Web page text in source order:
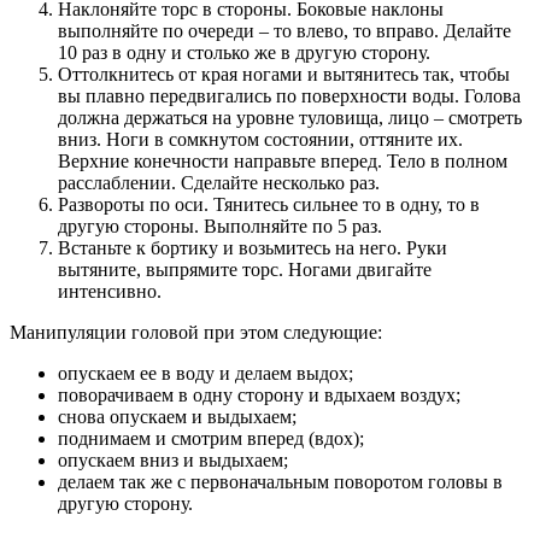
Наклоняйте торс в стороны. Боковые наклоны
выполняйте по очереди – то влево, то вправо. Делайте
10 раз в одну и столько же в другую сторону.
Оттолкнитесь от края ногами и вытянитесь так, чтобы
вы плавно передвигались по поверхности воды. Голова
должна держаться на уровне туловища, лицо – смотреть
вниз. Ноги в сомкнутом состоянии, оттяните их.
Верхние конечности направьте вперед. Тело в полном
расслаблении. Сделайте несколько раз.
Развороты по оси. Тянитесь сильнее то в одну, то в
другую стороны. Выполняйте по 5 раз.
Встаньте к бортику и возьмитесь на него. Руки
вытяните, выпрямите торс. Ногами двигайте
интенсивно.
Манипуляции головой при этом следующие:
опускаем ее в воду и делаем выдох;
поворачиваем в одну сторону и вдыхаем воздух;
снова опускаем и выдыхаем;
поднимаем и смотрим вперед (вдох);
опускаем вниз и выдыхаем;
делаем так же с первоначальным поворотом головы в
другую сторону.